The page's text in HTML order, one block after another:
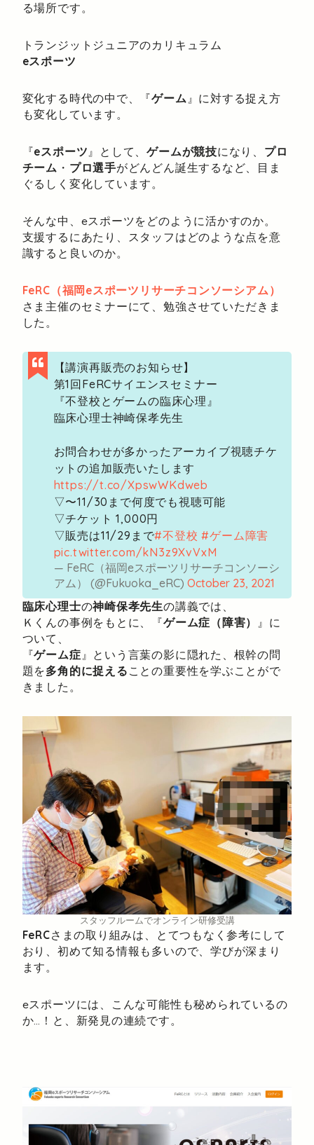
る場所です。
トランジットジュニアのカリキュラム
eスポーツ
変化する時代の中で、『ゲーム』に対する捉え方
も変化しています。
『eスポーツ』として、ゲームが競技になり、 プロ
チーム ・ プロ選手がどんどん誕生するなど、目ま
ぐるしく変化しています。
そんな中、eスポーツをどのように活かすのか。
支援するにあたり、スタッフはどのような点を意
識すると良いのか。
FeRC（福岡eスポーツリサーチコンソーシアム）
さま主催のセミナーにて、勉強させていただきま
した。
【講演再販売のお知らせ】
第1回FeRCサイエンスセミナー
『不登校とゲームの臨床心理』
臨床心理士神崎保孝先生
お問合わせが多かったアーカイブ視聴チケ
ットの追加販売いたします
https://t.co/XpswWKdweb
▽〜11/30まで何度でも視聴可能
▽チケット 1,000円
▽販売は11/29まで#不登校 #ゲーム障害
pic.twitter.com/kN3z9XvVxM
— FeRC（福岡eスポーツリサーチコンソーシ
アム） (@Fukuoka_eRC) October 23, 2021
臨床心理士の神崎保孝先生の講義では、
Ｋくんの事例をもとに、『ゲーム症（障害） 』に
ついて、
『ゲーム症』という言葉の影に隠れた、根幹の問
題を多角的に捉える ことの重要性を学ぶことがで
きました。
スタッフルームでオンライン研修受講
FeRCさまの取り組みは、とてつもなく参考にして
おり、初めて知る情報も多いので、学びが深まり
ます。
eスポーツには、こんな可能性も秘められているの
か…！と、新発見の連続です。